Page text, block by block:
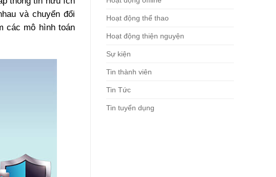
và chuyển đổi
các mô hình toán
Hoạt động thể thao
Hoạt động thiện nguyện
Sự kiện
Tin thành viên
Tin Tức
Tin tuyển dụng